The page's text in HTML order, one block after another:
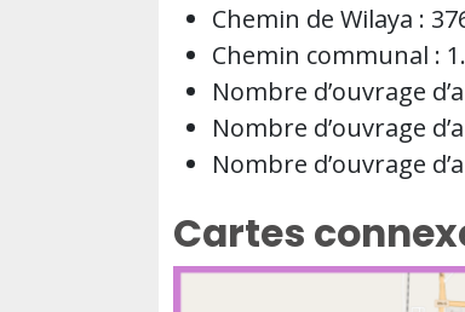
Chemin de Wilaya :
Chemin communal :
Nombre d’ouvrage
Nombre d’ouvrage
Nombre d’ouvrage
Cartes